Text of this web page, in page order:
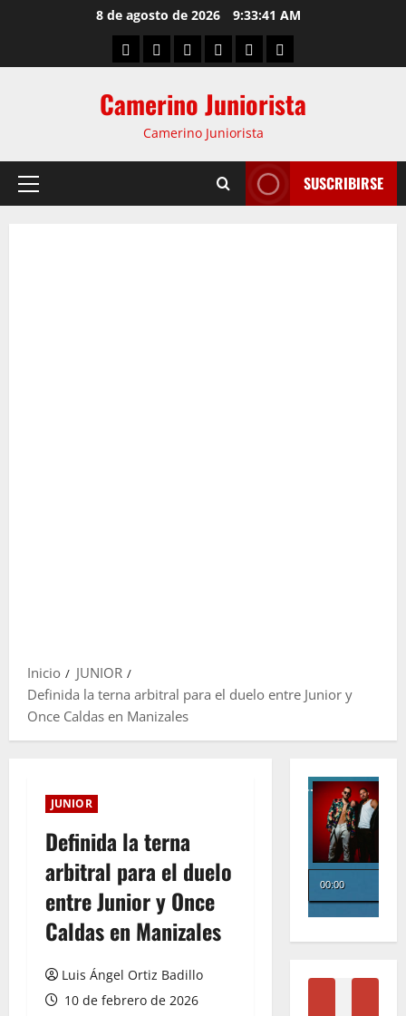
8 de agosto de 2026 9:33:42 AM
Camerino Juniorista
Camerino Juniorista
SUSCRIBIRSE
Inicio
JUNIOR
Definida la terna arbitral para el duelo entre Junior y
Once Caldas en Manizales
JUNIOR
Definida la terna
arbitral para el duelo
entre Junior y Once
Caldas en Manizales
Luis Ángel Ortiz Badillo
10 de febrero de 2026